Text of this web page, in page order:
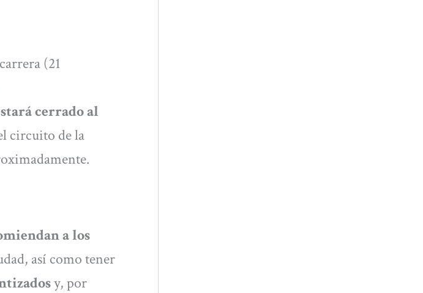
(21
cerrado al
circuito de la
a los
así como tener
y, por